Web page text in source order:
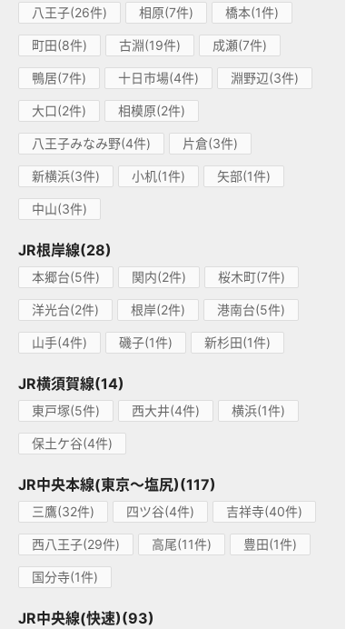
八王子(26件) 相原(7件) 橋本(1件)
町田(8件) 古淵(19件) 成瀬(7件)
鴨居(7件) 十日市場(4件) 淵野辺(3件)
大口(2件) 相模原(2件)
八王子みなみ野(4件) 片倉(3件)
新横浜(3件) 小机(1件) 矢部(1件)
中山(3件)
JR根岸線(28)
本郷台(5件) 関内(2件) 桜木町(7件)
洋光台(2件) 根岸(2件) 港南台(5件)
山手(4件) 磯子(1件) 新杉田(1件)
JR横須賀線(14)
東戸塚(5件) 西大井(4件) 横浜(1件)
保土ケ谷(4件)
JR中央本線(東京～塩尻)(117)
三鷹(32件) 四ツ谷(4件) 吉祥寺(40件)
西八王子(29件) 高尾(11件) 豊田(1件)
国分寺(1件)
JR中央線(快速)(93)